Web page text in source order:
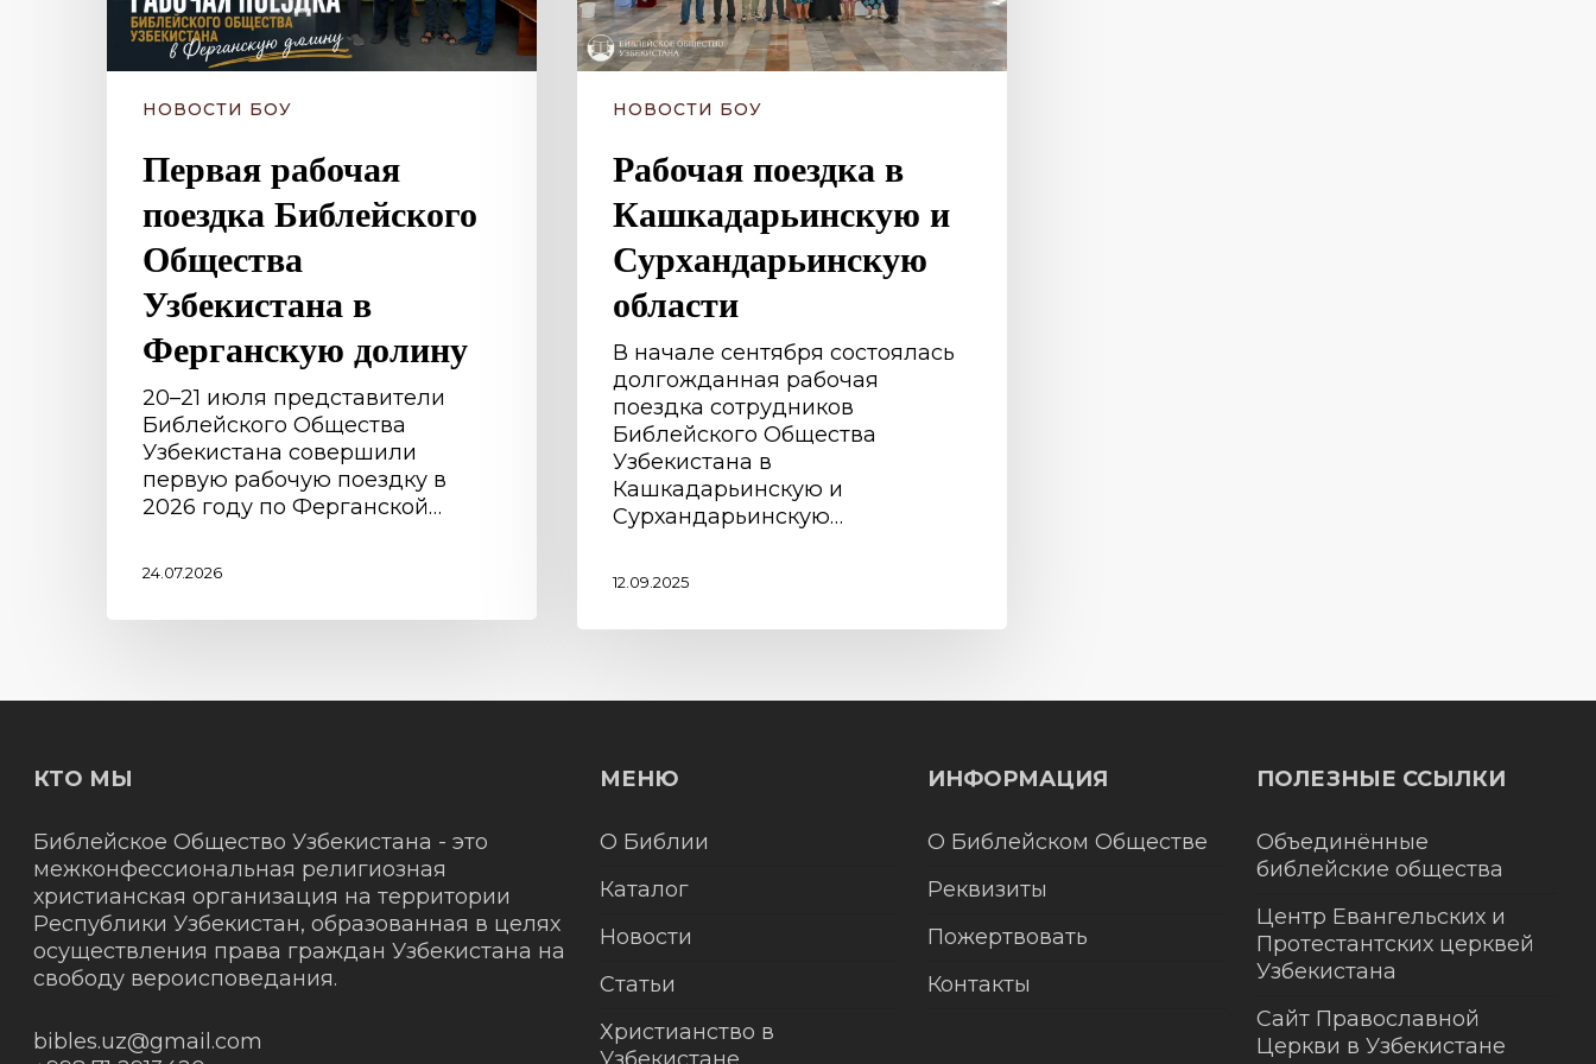
долину
НОВОСТИ БОУ
Первая рабочая
поездка Библейского
Общества
Узбекистана в
Ферганскую долину
20–21 июля представители
Библейского Общества
Узбекистана совершили
первую рабочую поездку в
2026 году по Ферганской…
24.07.2026
НОВОСТИ БОУ
Рабочая поездка в
Кашкадарьинскую и
Сурхандарьинскую
области
В начале сентября состоялась
долгожданная рабочая
поездка сотрудников
Библейского Общества
Узбекистана в
Кашкадарьинскую и
Сурхандарьинскую…
12.09.2025
КТО МЫ
Библейское Общество Узбекистана - это
межконфессиональная религиозная
христианская организация на территории
Республики Узбекистан, образованная в целях
осуществления права граждан Узбекистана на
свободу вероисповедания.
bibles.uz@gmail.com
МЕНЮ
О Библии
Каталог
Новости
Статьи
Христианство в
ИНФОРМАЦИЯ
О Библейском Обществе
Реквизиты
Пожертвовать
Контакты
ПОЛЕЗНЫЕ ССЫЛКИ
Объединённые
библейские общества
Центр Евангельских и
Протестантских церквей
Узбекистана
Сайт Православной
Церкви в Узбекистане